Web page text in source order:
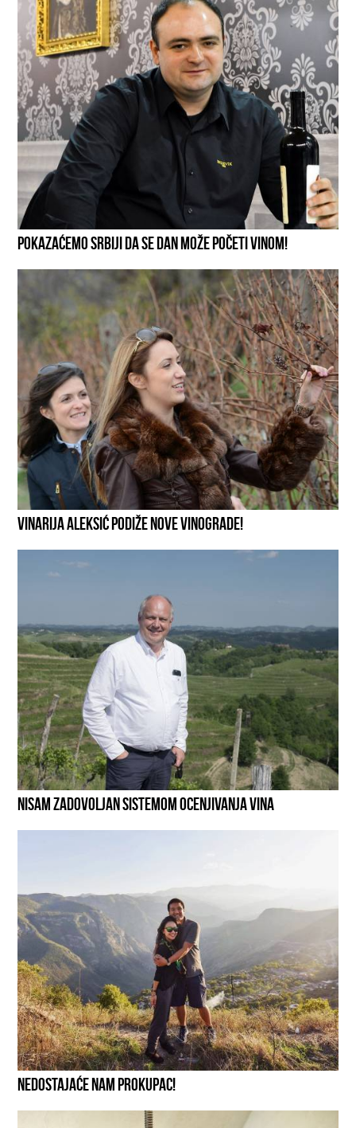
POKAZAĆEMO SRBIJI DA SE DAN MOŽE POČETI VINOM!
VINARIJA ALEKSIĆ PODIŽE NOVE VINOGRADE!
NISAM ZADOVOLJAN SISTEMOM OCENJIVANJA VINA
NEDOSTAJAĆE NAM PROKUPAC!